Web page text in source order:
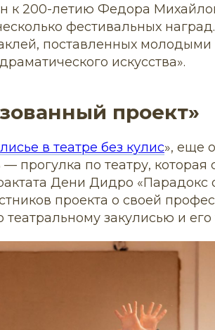
к 200-летию Федора
фестивальных
поставленных
искусства».
проект»
в театре без кулис», еще
прогулка по театру, которая
Дени Дидро «Парадокс
проекта о своей
закулисью и